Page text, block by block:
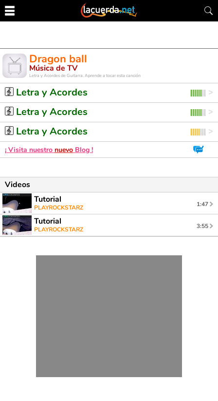
Dragon ball
Música de TV
Letra y Acordes de Guitarra. Aprende a tocar esta canción
Letra y Acordes
Letra y Acordes
Letra y Acordes
¡ Visita nuestro nuevo Blog !
Videos
Tutorial
PLAYROCKSTARZ 1:47
Tutorial
PLAYROCKSTARZ 3:55